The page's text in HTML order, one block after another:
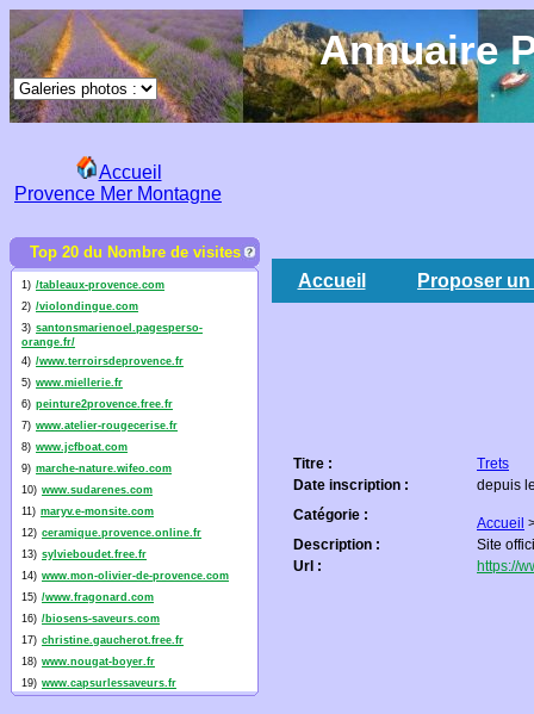
Annuaire
Accueil
Provence Mer Montagne
Top 20 du Nombre de visites
1) /tableaux-provence.com
2) /violondingue.com
3) santonsmarienoel.pagesperso-
orange.fr/
4) /www.terroirsdeprovence.fr
5) www.miellerie.fr
6) peinture2provence.free.fr
7) www.atelier-rougecerise.fr
8) www.jcfboat.com
9) marche-nature.wifeo.com
10) www.sudarenes.com
11) maryv.e-monsite.com
12) ceramique.provence.online.fr
13) sylvieboudet.free.fr
14) www.mon-olivier-de-provence.com
15) /www.fragonard.com
16) /biosens-saveurs.com
17) christine.gaucherot.free.fr
18) www.nougat-boyer.fr
19) www.capsurlessaveurs.fr
Accueil Proposer
Titre :
Trets
Date inscription :
depuis
Catégorie :
Accueil
Description :
Site
Url :
https://